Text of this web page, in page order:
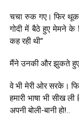
चचा रुक गए। फिर
गोदी में बैठे हुए मेमने के
कह रही थी”
मैंने उनकी और झुकते हुए
वे भी मेरी ओर सरके।
हमारी भाषा भी सीख
अपनी बोली-बानी हो!..